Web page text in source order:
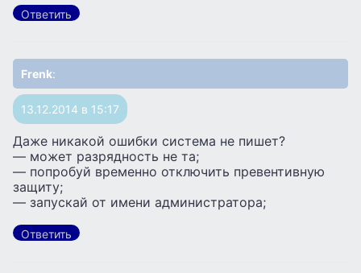
Ответить
Frenk:
13.12.2014 в 15:17
Даже никакой ошибки система не пишет?
— может разрядность не та;
— попробуй временно отключить превентивную
защиту;
— запускай от имени администратора;
Ответить